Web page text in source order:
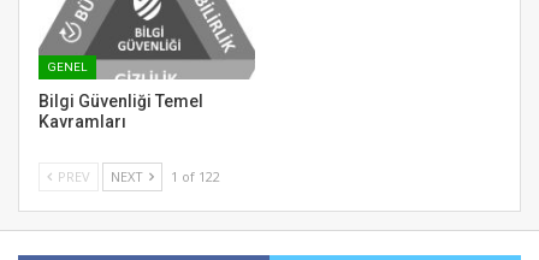
GENEL
Bilgi Güvenliği Temel
Kavramları
PREV NEXT 1 of 122